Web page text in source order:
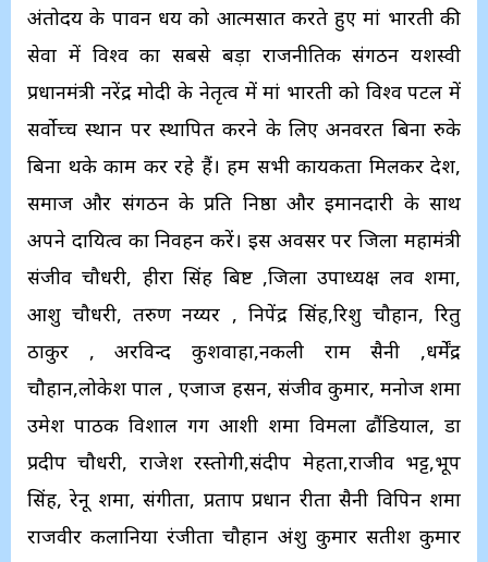
अंतोदय के पावन धय को आत्मसात करते हुए मां भारती की
सेवा में विश्व का सबसे बड़ा राजनीतिक संगठन यशस्वी
प्रधानमंत्री नरेंद्र मोदी के नेतृत्व में मां भारती को विश्व पटल में
सर्वोच्च स्थान पर स्थापित करने के लिए अनवरत बिना रुके
बिना थके काम कर रहे हैं। हम सभी कार्यकर्ता मिलकर देश,
समाज और संगठन के प्रति निष्ठा और ईमानदारी के साथ
अपने दायित्व का निर्वहन करें। इस अवसर पर जिला महामंत्री
संजीव चौधरी, हीरा सिंह बिष्ट ,जिला उपाध्यक्ष लव शर्मा,
आशु चौधरी, तरुण नय्यर , निपेंद्र सिंह,रिशु चौहान, रितु
ठाकुर , अरविन्द कुशवाहा,नकली राम सैनी ,धर्मेंद्र
चौहान,लोकेश पाल , एजाज हसन, संजीव कुमार, मनोज शर्मा
उमेश पाठक विशाल गर्ग आशी शर्मा विमला ढौंडियाल, डा
प्रदीप चौधरी, राजेश रस्तोगी,संदीप मेहता,राजीव भट्ट,भूप
सिंह, रेनू शर्मा, संगीता, प्रताप प्रधान रीता सैनी विपिन शर्मा
राजवीर कलानिया रंजीता चौहान अंशु कुमार सतीश कुमार